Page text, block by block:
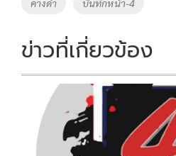
k k
คางดำ บันทึกหน้า-4
ข่าวที่เกี่ยวข้อง